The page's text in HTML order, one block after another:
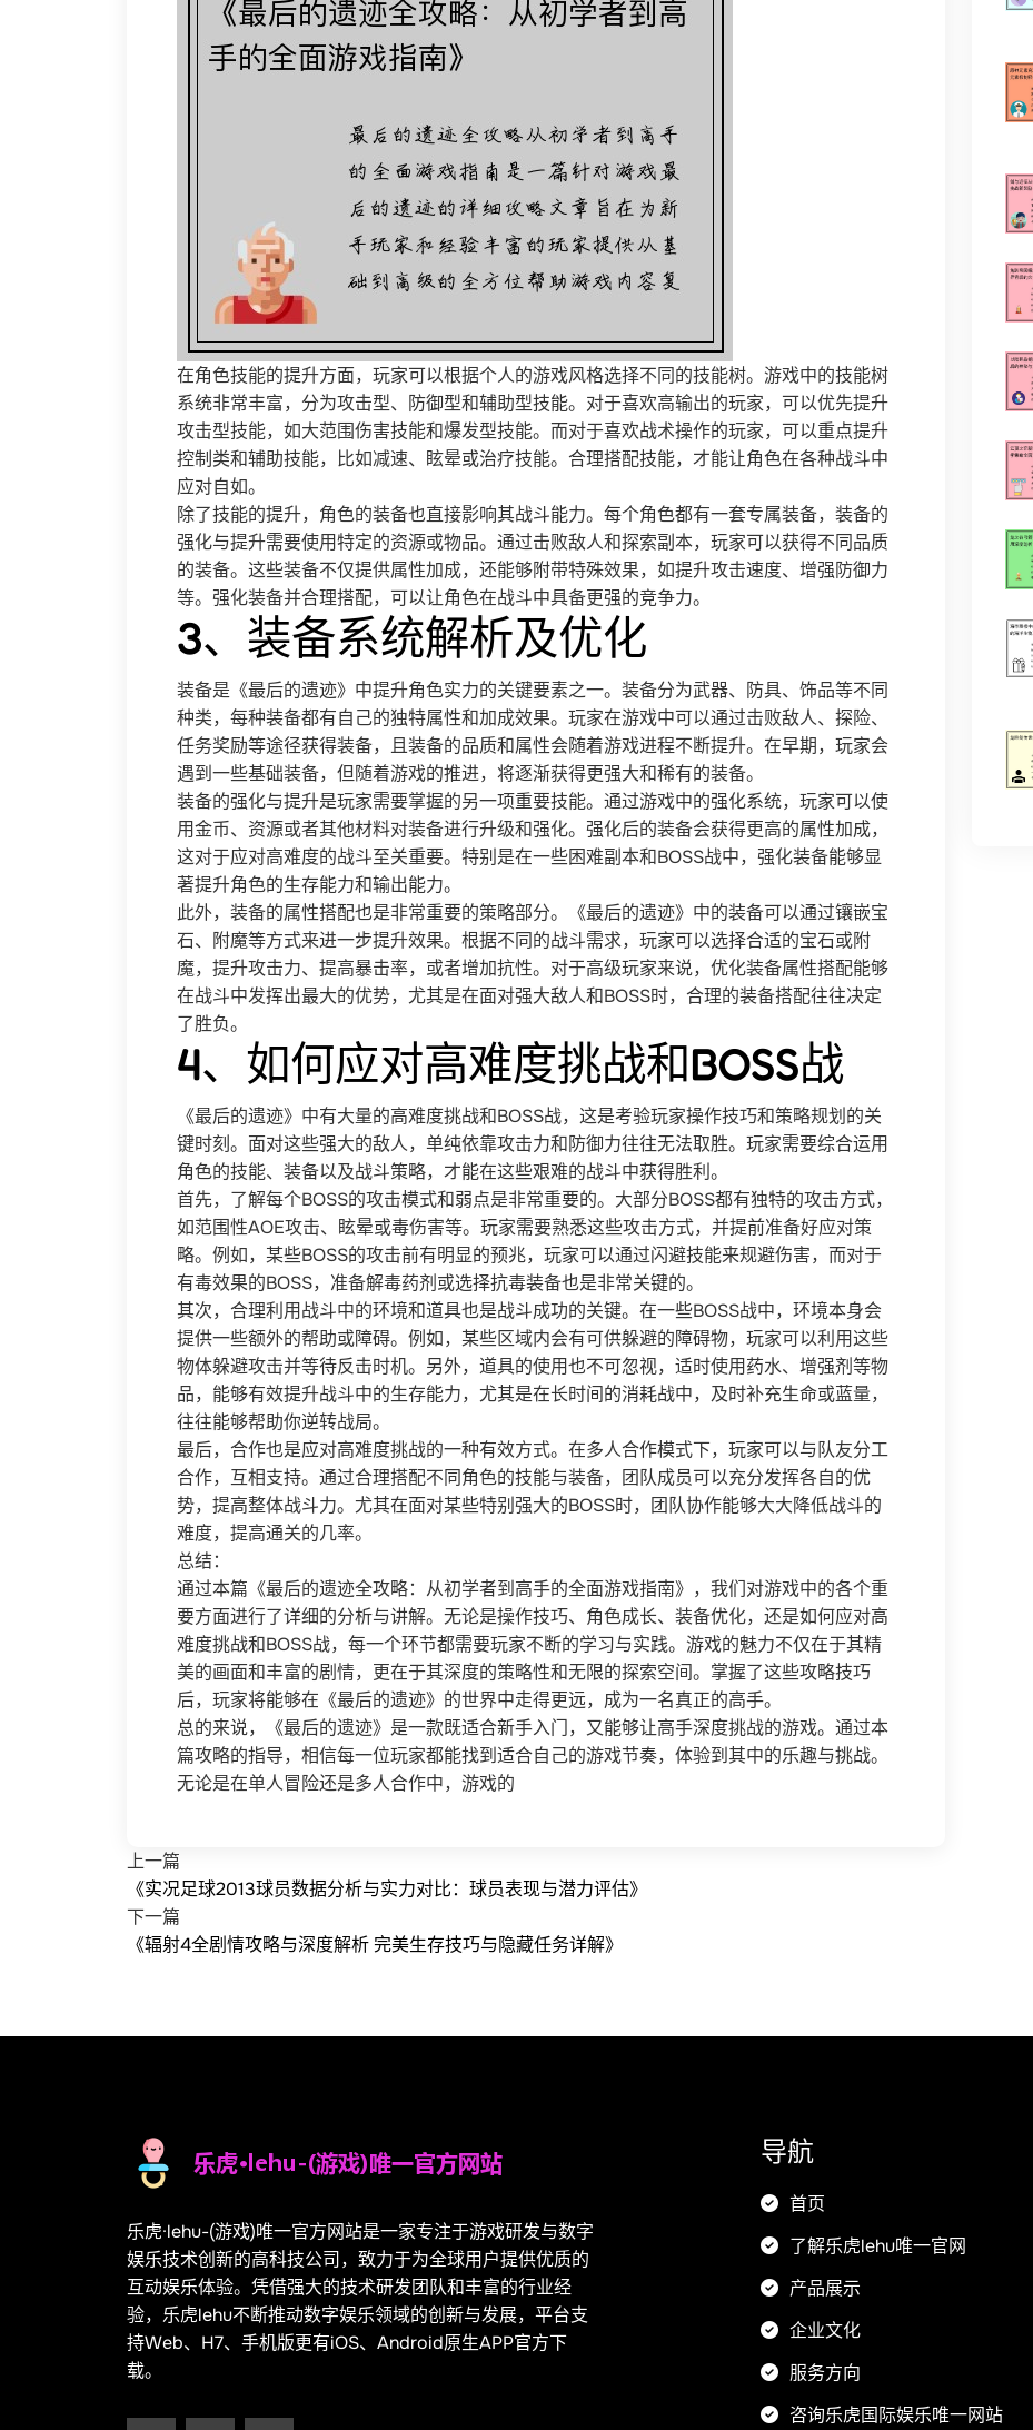
在角色技能的提升方面，玩家可以根据个人的游戏风格选择不同的技能树。游戏中的技能树
系统非常丰富，分为攻击型、防御型和辅助型技能。对于喜欢高输出的玩家，可以优先提升
攻击型技能，如大范围伤害技能和爆发型技能。而对于喜欢战术操作的玩家，可以重点提升
控制类和辅助技能，比如减速、眩晕或治疗技能。合理搭配技能，才能让角色在各种战斗中
应对自如。
除了技能的提升，角色的装备也直接影响其战斗能力。每个角色都有一套专属装备，装备的
强化与提升需要使用特定的资源或物品。通过击败敌人和探索副本，玩家可以获得不同品质
的装备。这些装备不仅提供属性加成，还能够附带特殊效果，如提升攻击速度、增强防御力
等。强化装备并合理搭配，可以让角色在战斗中具备更强的竞争力。
3、装备系统解析及优化
装备是《最后的遗迹》中提升角色实力的关键要素之一。装备分为武器、防具、饰品等不同
种类，每种装备都有自己的独特属性和加成效果。玩家在游戏中可以通过击败敌人、探险、
任务奖励等途径获得装备，且装备的品质和属性会随着游戏进程不断提升。在早期，玩家会
遇到一些基础装备，但随着游戏的推进，将逐渐获得更强大和稀有的装备。
装备的强化与提升是玩家需要掌握的另一项重要技能。通过游戏中的强化系统，玩家可以使
用金币、资源或者其他材料对装备进行升级和强化。强化后的装备会获得更高的属性加成，
这对于应对高难度的战斗至关重要。特别是在一些困难副本和BOSS战中，强化装备能够显
著提升角色的生存能力和输出能力。
此外，装备的属性搭配也是非常重要的策略部分。《最后的遗迹》中的装备可以通过镶嵌宝
石、附魔等方式来进一步提升效果。根据不同的战斗需求，玩家可以选择合适的宝石或附
魔，提升攻击力、提高暴击率，或者增加抗性。对于高级玩家来说，优化装备属性搭配能够
在战斗中发挥出最大的优势，尤其是在面对强大敌人和BOSS时，合理的装备搭配往往决定
了胜负。
4、如何应对高难度挑战和BOSS战
《最后的遗迹》中有大量的高难度挑战和BOSS战，这是考验玩家操作技巧和策略规划的关
键时刻。面对这些强大的敌人，单纯依靠攻击力和防御力往往无法取胜。玩家需要综合运用
角色的技能、装备以及战斗策略，才能在这些艰难的战斗中获得胜利。
首先，了解每个BOSS的攻击模式和弱点是非常重要的。大部分BOSS都有独特的攻击方式，
如范围性AOE攻击、眩晕或毒伤害等。玩家需要熟悉这些攻击方式，并提前准备好应对策
略。例如，某些BOSS的攻击前有明显的预兆，玩家可以通过闪避技能来规避伤害，而对于
有毒效果的BOSS，准备解毒药剂或选择抗毒装备也是非常关键的。
其次，合理利用战斗中的环境和道具也是战斗成功的关键。在一些BOSS战中，环境本身会
提供一些额外的帮助或障碍。例如，某些区域内会有可供躲避的障碍物，玩家可以利用这些
物体躲避攻击并等待反击时机。另外，道具的使用也不可忽视，适时使用药水、增强剂等物
品，能够有效提升战斗中的生存能力，尤其是在长时间的消耗战中，及时补充生命或蓝量，
往往能够帮助你逆转战局。
最后，合作也是应对高难度挑战的一种有效方式。在多人合作模式下，玩家可以与队友分工
合作，互相支持。通过合理搭配不同角色的技能与装备，团队成员可以充分发挥各自的优
势，提高整体战斗力。尤其在面对某些特别强大的BOSS时，团队协作能够大大降低战斗的
难度，提高通关的几率。
总结：
通过本篇《最后的遗迹全攻略：从初学者到高手的全面游戏指南》，我们对游戏中的各个重
要方面进行了详细的分析与讲解。无论是操作技巧、角色成长、装备优化，还是如何应对高
难度挑战和BOSS战，每一个环节都需要玩家不断的学习与实践。游戏的魅力不仅在于其精
美的画面和丰富的剧情，更在于其深度的策略性和无限的探索空间。掌握了这些攻略技巧
后，玩家将能够在《最后的遗迹》的世界中走得更远，成为一名真正的高手。
总的来说，《最后的遗迹》是一款既适合新手入门，又能够让高手深度挑战的游戏。通过本
篇攻略的指导，相信每一位玩家都能找到适合自己的游戏节奏，体验到其中的乐趣与挑战。
无论是在单人冒险还是多人合作中，游戏的
上一篇
《实况足球2013球员数据分析与实力对比：球员表现与潜力评估》
下一篇
《辐射4全剧情攻略与深度解析 完美生存技巧与隐藏任务详解》
乐虎·lehu-(游戏)唯一官方网站是一家专注于游戏研发与数字
娱乐技术创新的高科技公司，致力于为全球用户提供优质的
互动娱乐体验。凭借强大的技术研发团队和丰富的行业经
验，乐虎lehu不断推动数字娱乐领域的创新与发展，平台支
持Web、H7、手机版更有iOS、Android原生APP官方下
载。
导航
首页
了解乐虎lehu唯一官网
产品展示
企业文化
服务方向
咨询乐虎国际娱乐唯一网站